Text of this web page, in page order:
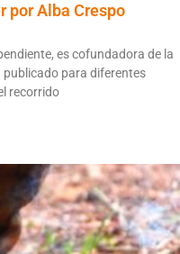
por Alba Crespo
es cofundadora de la
para diferentes
recorrido